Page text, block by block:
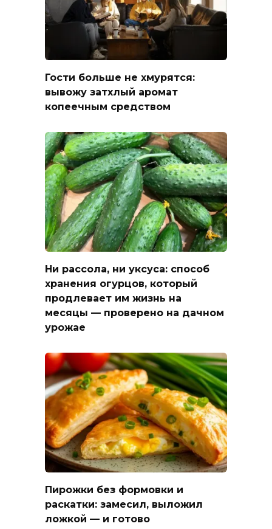
Гости больше не хмурятся:
вывожу затхлый аромат
копеечным средством
Ни рассола, ни уксуса: способ
хранения огурцов, который
продлевает им жизнь на
месяцы — проверено на дачном
урожае
Пирожки без формовки и
раскатки: замесил, выложил
ложкой — и готово